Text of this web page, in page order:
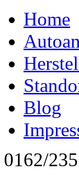
Home
Blog
0162/